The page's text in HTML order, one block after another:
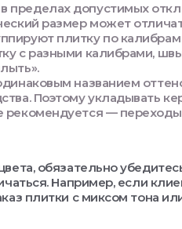
пределах допустимых
размер может
плитку по
с разными калибрами,
названием
Поэтому укладывать
рекомендуется —
обязательно
Например, если
плитки с миксом тона